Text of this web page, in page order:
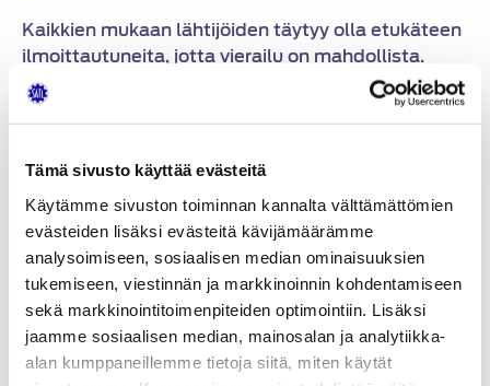
Tämä sivusto käyttää evästeitä
Käytämme sivuston toiminnan kannalta välttämättömien
evästeiden lisäksi evästeitä kävijämäärämme
analysoimiseen, sosiaalisen median ominaisuuksien
tukemiseen, viestinnän ja markkinoinnin kohdentamiseen
sekä markkinointitoimenpiteiden optimointiin. Lisäksi
jaamme sosiaalisen median, mainosalan ja analytiikka-
alan kumppaneillemme tietoja siitä, miten käytät
Kaikkien mukaan lähtijöiden täytyy olla etukäteen
ilmoittautuneita, jotta vierailu on mahdollista.
Osallistujasta tarvitsemme nimen,
sähköpostiosoitteen ja puhelinnumeron.
Jouni Vauhkoselle, kuitenkin
mennessä. Ilmoittautumisen jälkeen osallistujat
saavat tarkemmat ohjeet.
Vaty
Jaa: